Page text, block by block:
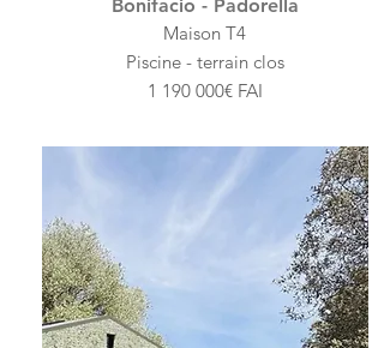
Bonifacio - Padorella
Maison T4
Piscine - terrain clos
1 190 000€ FAI